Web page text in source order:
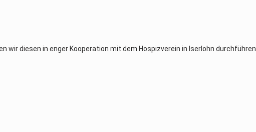
wir diesen in enger Kooperation mit dem Hospizverein in Iserlohn durchführen.